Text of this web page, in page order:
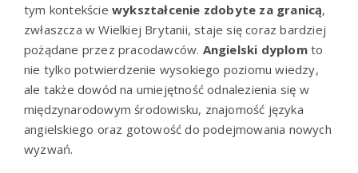
tym kontekście wykształcenie zdobyte za granicą,
zwłaszcza w Wielkiej Brytanii, staje się coraz bardziej
pożądane przez pracodawców. Angielski dyplomto
nie tylko potwierdzenie wysokiego poziomu wiedzy,
ale także dowód na umiejętność odnalezienia się w
międzynarodowym środowisku, znajomość języka
angielskiego oraz gotowość do podejmowania nowych
wyzwań.